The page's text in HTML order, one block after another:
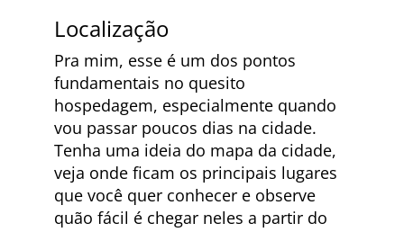
Localização
Pra mim, esse é um dos pontos
fundamentais no quesito
hospedagem, especialmente quando
vou passar poucos dias na cidade.
Tenha uma ideia do mapa da cidade,
veja onde ficam os principais lugares
que você quer conhecer e observe
quão fácil é chegar neles a partir do